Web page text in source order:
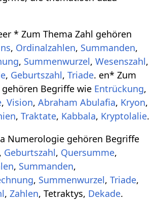
* Zum Thema Zahl gehören
, Ordinalzahlen, Summanden,
, Summenwurzel,Wesenszahl,
, Geburtszahl,Triade. en* Zum
Begriffe wie Entrückung,
,Vision,Abraham Abulafia, Kryon,
,Traktate, Kabbala, Kryptolalie.
Numerologie gehören Begriffe
, Geburtszahl, Quersumme,
, Summanden,
, Summenwurzel, Triade,
, Zahlen, Tetraktys, Dekade.